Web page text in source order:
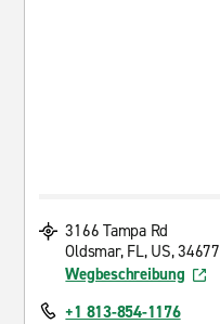
3166 Tampa Rd
Oldsmar, FL, US, 34677
Wegbeschreibung
+1 813-854-1176